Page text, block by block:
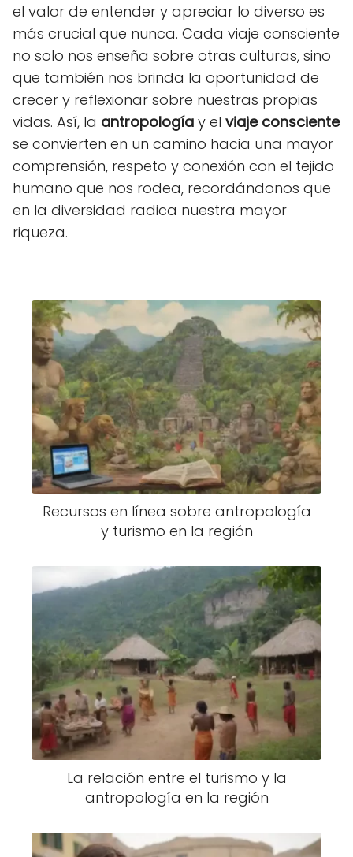
el valor de entender y apreciar lo diverso es
más crucial que nunca. Cada viaje consciente
no solo nos enseña sobre otras culturas, sino
que también nos brinda la oportunidad de
crecer y reflexionar sobre nuestras propias
vidas. Así, la antropología y el viaje consciente
se convierten en un camino hacia una mayor
comprensión, respeto y conexión con el tejido
humano que nos rodea, recordándonos que
en la diversidad radica nuestra mayor
riqueza.
Recursos en línea sobre antropología
y turismo en la región
La relación entre el turismo y la
antropología en la región